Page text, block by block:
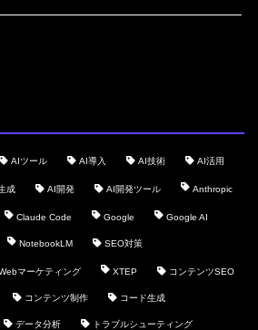
AIツール AI導入 AI技術 AI活用
成 AI開発 AI開発ツール Anthropic
Claude Code Google Google AI
NotebookLM SEO対策
マーケティング XTEP コンテンツSEO
コンテンツ制作 コード生成
データ分析 トラブルシューティング